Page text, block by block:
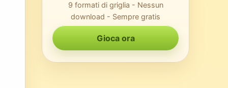
9 formati di griglia - Nessun
download - Sempre gratis
Gioca ora